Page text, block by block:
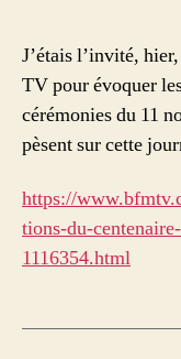
J’étais l’invité,
TV pour évoquer
cérémonies du 11
pèsent sur cette
https://
tions-du-
1116354.html